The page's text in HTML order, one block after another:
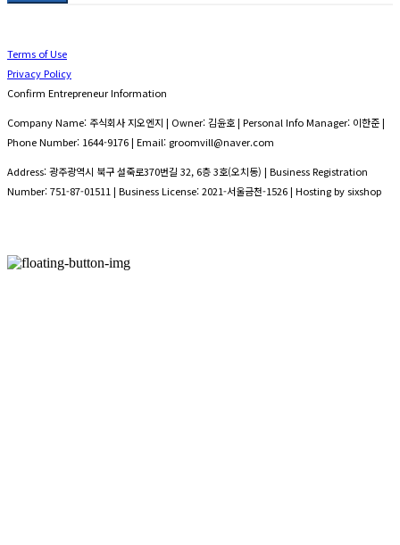
Terms of Use
Privacy Policy
Confirm Entrepreneur Information
Company Name: 주식회사 지오엔지 | Owner: 김윤호 | Personal Info Manager: 이한준 |
Phone Number: 1644-9176 | Email: groomvill@naver.com
Address: 광주광역시 북구 설죽로370번길 32, 6층 3호(오치동) | Business Registration
Number:751-87-01511 | Business License:2021-서울금천-1526| Hosting by sixshop